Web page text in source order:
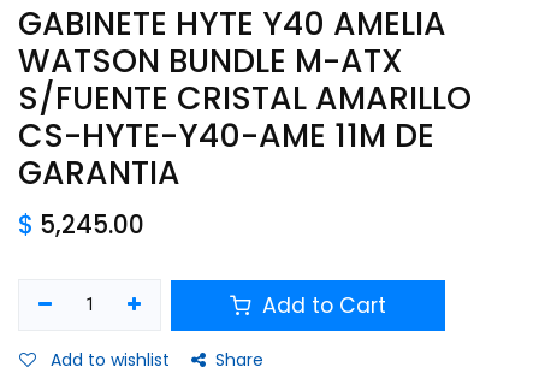
GABINETE HYTE Y40 AMELIA
WATSON BUNDLE M-ATX
S/FUENTE CRISTAL AMARILLO
CS-HYTE-Y40-AME 11M DE
GARANTIA
$ 5,245.00
Add to Cart
Add to wishlist Share